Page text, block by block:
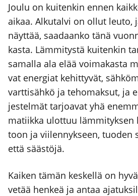
Jou­lu on kui­ten­kin ennen
aikaa. Alku­tal­vi on ollut leu­to,
näyt­tää, saa­daan­ko tänä
kas­ta. Läm­mi­tys­tä kui­ten­kin
samal­la ala elää voi­ma­kas­ta
vat ener­giat kehit­ty­vät,
vart­ti­säh­kö ja teho­mak­sut, ja
jes­tel­mät tar­joa­vat yhä
ma­tiik­ka ulot­tuu
toon ja vii­len­nyk­seen, tuo­den
että sääs­tö­jä.
Kai­ken tämän kes­kel­lä on
vetää hen­keä ja antaa